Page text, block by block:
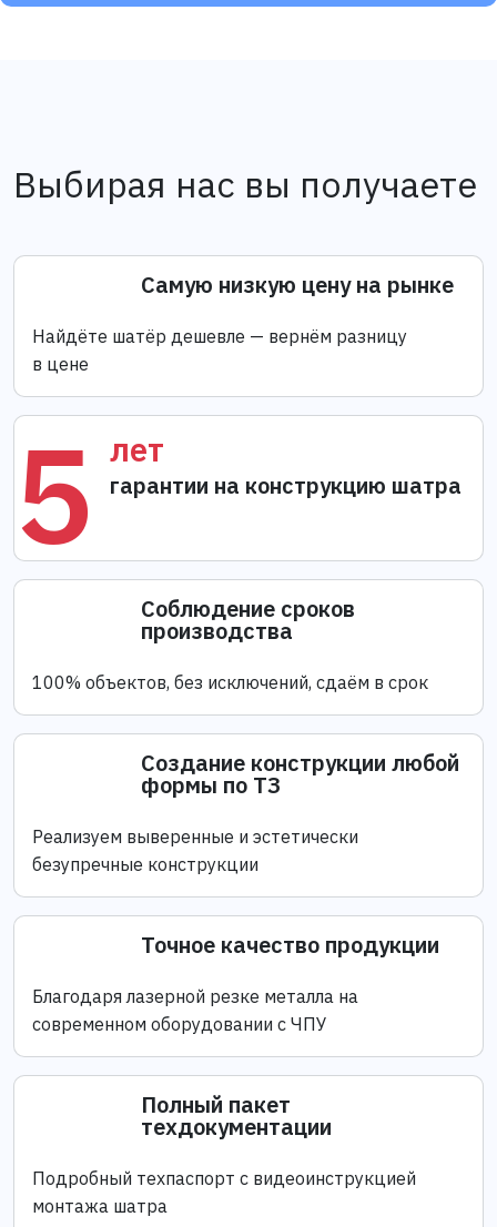
Выбирая нас вы получаете
Самую низкую цену на рынке
Найдёте шатёр дешевле — вернём разницу
в цене
5 лет
гарантии на конструкцию шатра
Соблюдение сроков
производства
100% объектов, без исключений, сдаём в срок
Создание конструкции любой
формы по ТЗ
Реализуем выверенные и эстетически
безупречные конструкции
Точное качество продукции
Благодаря лазерной резке металла на
современном оборудовании с ЧПУ
Полный пакет
техдокументации
Подробный техпаспорт с видеоинструкцией
монтажа шатра